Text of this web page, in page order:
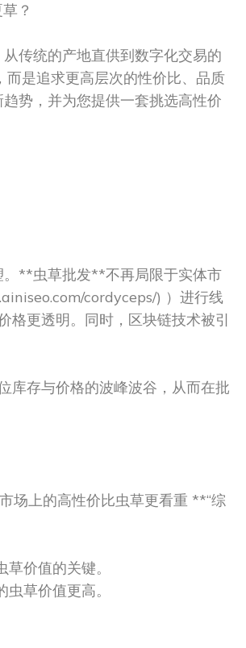
？
传统的产地直供到数字化交易的
而是追求更高层次的性价比、品质
势，并为您提供一套挑选高性价
**虫草批发**不再局限于实体市
cordyceps/) ）进行线
格更透明。同时，区块链技术被引
库存与价格的波峰波谷，从而在批
场上的高性价比虫草更看重 **“综
价值的关键。
草价值更高。